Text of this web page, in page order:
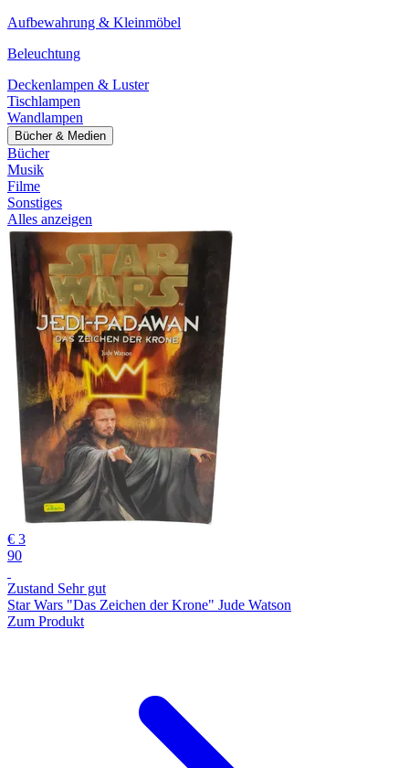
Aufbewahrung & Kleinmöbel
Beleuchtung
Deckenlampen & Luster
Tischlampen
Wandlampen
Bücher & Medien
Bücher
Musik
Filme
Sonstiges
Alles anzeigen
€ 3
90
Zustand Sehr gut
Star Wars "Das Zeichen der Krone" Jude Watson
Zum Produkt